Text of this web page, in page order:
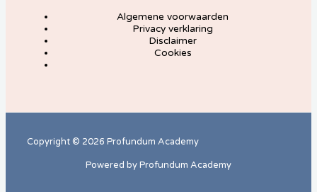
Algemene voorwaarden
Privacy verklaring
Disclaimer
Cookies
Copyright © 2026 Profundum Academy
Powered by Profundum Academy